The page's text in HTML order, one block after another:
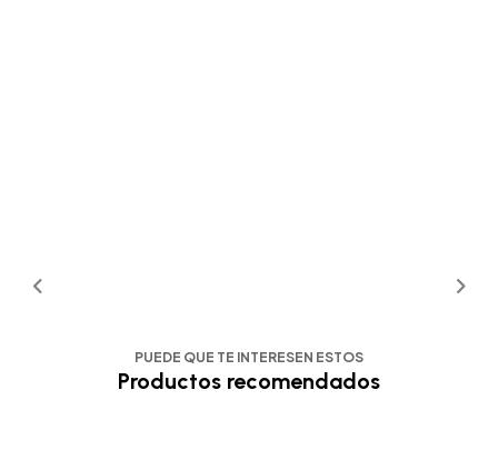
PUEDE QUE TE INTERESEN ESTOS
Productos recomendados